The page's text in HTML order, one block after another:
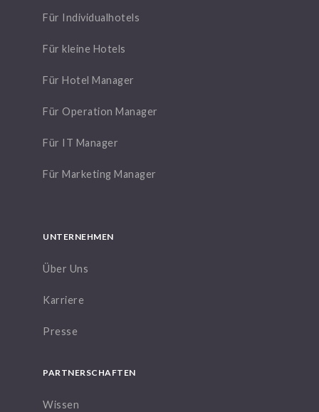
Für Individualhotels
Für kleine Hotels
Für Hotel Manager
Für Operation Manager
Für IT Manager
Für Marketing Manager
UNTERNEHMEN
Über Uns
Karriere
Presse
PARTNERSCHAFTEN
Wissen